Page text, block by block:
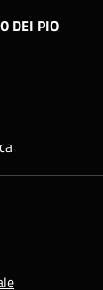
DEI PIO